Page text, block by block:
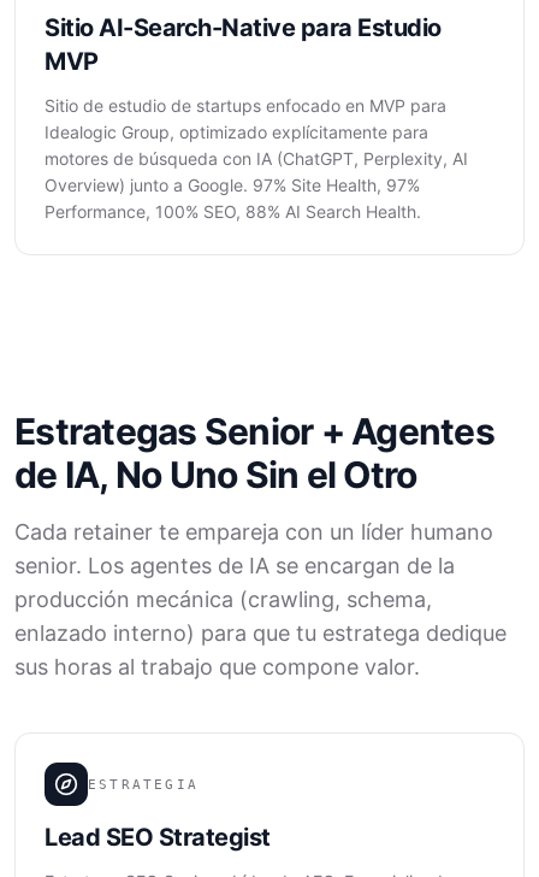
Sitio AI-Search-Native para Estudio
MVP
Sitio de estudio de startups enfocado en MVP para
Idealogic Group, optimizado explícitamente para
motores de búsqueda con IA (ChatGPT, Perplexity, AI
Overview) junto a Google. 97% Site Health, 97%
Performance, 100% SEO, 88% AI Search Health.
Estrategas Senior + Agentes
de IA, No Uno Sin el Otro
Cada retainer te empareja con un líder humano
senior. Los agentes de IA se encargan de la
producción mecánica (crawling, schema,
enlazado interno) para que tu estratega dedique
sus horas al trabajo que compone valor.
ESTRATEGIA
Lead SEO Strategist